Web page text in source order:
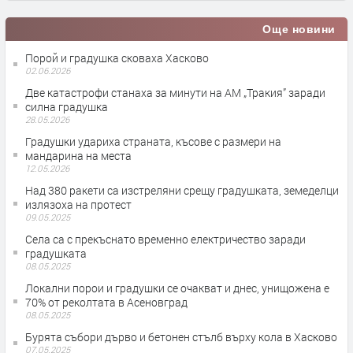
Още новини
Порой и градушка сковаха Хасково
02.06.2026
Две катастрофи станаха за минути на АМ „Тракия” заради
силна градушка
28.05.2026
Градушки удариха страната, късове с размери на
мандарина на места
12.05.2026
Над 380 ракети са изстреляни срещу градушката, земеделци
излязоха на протест
09.05.2025
Села са с прекъснато временно електричество заради
градушката
08.05.2025
Локални порои и градушки се очакват и днес, унищожена е
70% от реколтата в Асеновград
08.05.2025
Бурята събори дърво и бетонен стълб върху кола в Хасково
07.05.2025